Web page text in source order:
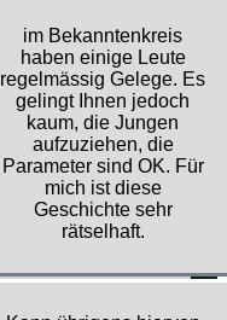
im Bekanntenkreis
haben einige Leute
regelmässig Gelege. Es
gelingt Ihnen jedoch
kaum, die Jungen
aufzuziehen, die
Parameter sind OK. Für
mich ist diese
Geschichte sehr
rätselhaft.